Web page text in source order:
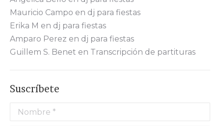
Mauricio Campo en dj para fiestas
Erika M en dj para fiestas
Amparo Perez en dj para fiestas
Guillem S. Benet en Transcripción de partituras
Suscríbete
Nombre *